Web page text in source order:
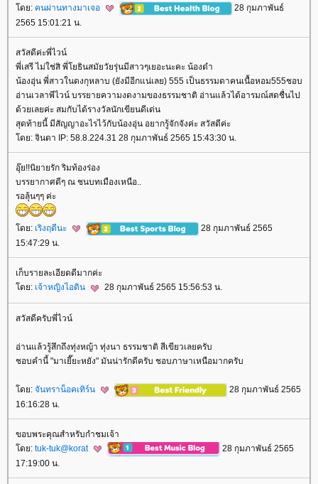
ดย: คนผ่านทางมาเจอ
28 กุมภาพันธ์
2565 15:01:21 น.
สวัสดีค่ะพี่ไวน์
พี่เสรี ไม่ใช่สิ พี่โยธินสมัยวัยรุ่นมีสาวๆเยอะนะคะ น้องดำ
น้องอุ่น พี่สาวในดงกุหลาบ (ยังมีอีกแน่เลย) 555 เป็นธรรมดาคนเนื้อหอม555ชอบ
อ่านเวลาพีไวน์ บรรยายความงดงามของธรรมชาติ อ่านแล้วได้อารมณ์สดชื่นไป
ด้วยเลยค่ะ สมกับได้รางวัลนักเขียนดีเด่น
สุดท้ายนี้ มีสัญญาอะไรไว้กับน้องอุ่น อยากรู้จักจังค่ะ สวัสดีค่ะ
ดย: จินดา IP: 58.8.224.31 28 กุมภาพันธ์ 2565 15:43:30 น.
อุ๊ย!!นิยายรัก ริมท้องร่อง
บรรยากาศดีๆ ณ ชนบทเมืองเหนือ..
รอลุ้นๆๆ ค่ะ
ดย: เริงฤดีนะ
28 กุมภาพันธ์ 2565
15:47:29 น.
เก็บรายละเอียดดีมากค่ะ
ดย: เจ้าหญิงไอดิน 28 กุมภาพันธ์ 2565 15:56:53 น.
สวัสดีครับพี่ไวน์
อ่านแล้วรู้สึกถึงทุ่งหญ้า ทุ่งนา ธรรมชาติ สีเขียวเลยครับ
ชอบคำนี้ "มาเยี๊ยะหยัง" มันน่ารักดีครับ ชอบภาษาเหนือมากครับ
ดย: จันทราน็อคเทิร์น
28 กุมภาพันธ์ 2565
16:16:28 น.
ขอบพระคุณสำหรับกำชมเจ้า
ดย: tuk-tuk@korat
28 กุมภาพันธ์ 2565
17:19:00 น.